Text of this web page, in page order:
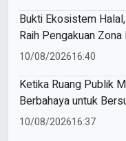
Bukti Ekosistem
Raih Pengakuan Zona
10/08/202616:40
Ketika Ruang Publik
Berbahaya untuk
10/08/202616:37